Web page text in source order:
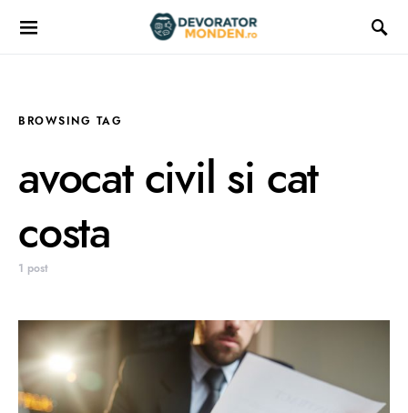
BROWSING TAG
avocat civil si cat
costa
1 post